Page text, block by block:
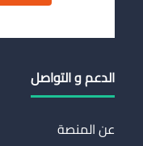
الدعم و التواصل
عن المنصة